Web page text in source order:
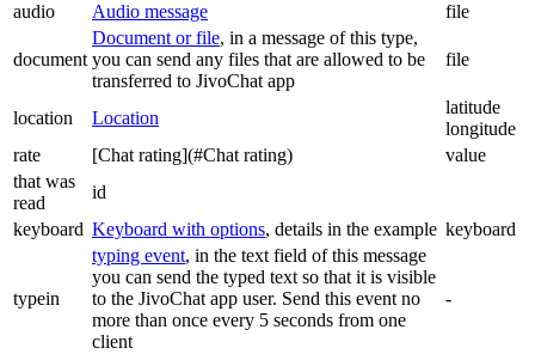
audio
Audio message file
document
Document or file, in a message of this type,
you can send any files that are allowed to be
transferred to JivoChat app
file
location Location
latitude
longitude
rate
[Chat rating](#Chat rating)
value
that was
read
id
keyboard Keyboard with options, details in the example keyboard
typein
typing event, in the text field of this message
you can send the typed text so that it is visible
to the JivoChat app user. Send this event no
more than once every 5 seconds from one
client
-